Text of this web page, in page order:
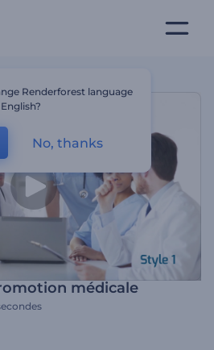
médicale
Renderforest language
No, thanks